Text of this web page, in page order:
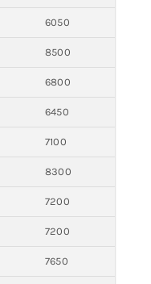
6050
8500
6800
6450
7100
8300
7200
7200
7650